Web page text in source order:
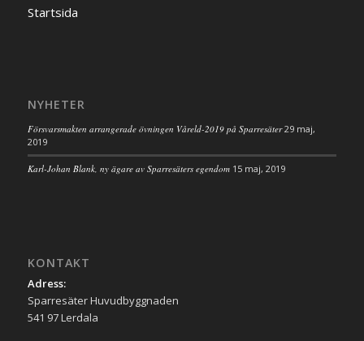
Startsida
NYHETER
Försvarsmakten arrangerade övningen Våreld-2019 på Sparresäter 29 maj,
2019
Karl-Johan Blank, ny ägare av Sparresäters egendom 15 maj, 2019
KONTAKT
Adress:
Sparresäter Huvudbyggnaden
541 97 Lerdala